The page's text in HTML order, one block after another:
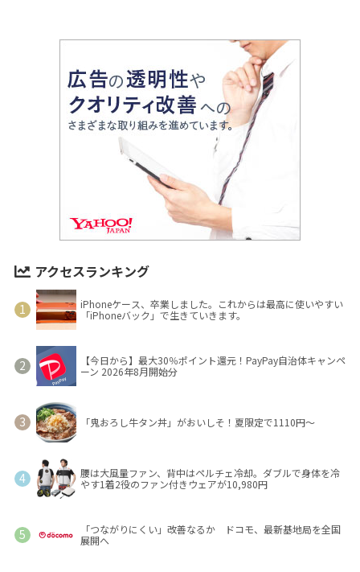
アクセスランキング
iPhoneケース、卒業しました。これからは最高に使いやすい
「iPhoneバック」で生きていきます。
【今日から】最大30％ポイント還元！PayPay自治体キャンペ
ーン 2026年8月開始分
「鬼おろし牛タン丼」がおいしそ！夏限定で1110円～
腰は大風量ファン、背中はペルチェ冷却。ダブルで身体を冷
やす1着2役のファン付きウェアが10,980円
「つながりにくい」改善なるか ドコモ、最新基地局を全国
展開へ